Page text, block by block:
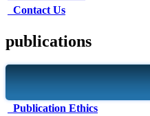
Contact Us
publications
Publication Ethics